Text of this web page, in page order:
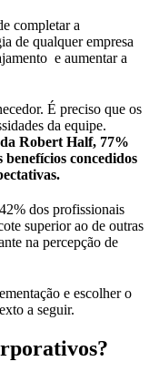
completar a
de qualquer empresa
e aumentar a
É preciso que os
da equipe.
Robert Half, 77%
benefícios concedidos
dos profissionais
superior ao de outras
na percepção de
e escolher o
a seguir.